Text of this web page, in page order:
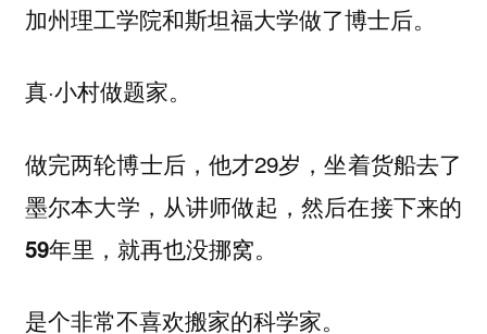
加州理工学院和斯坦福大学做了博士后。
真·小村做题家。
做完两轮博士后，他才29岁，坐着货船去了
墨尔本大学，从讲师做起，然后在接下来的
59年里，就再也没挪窝。
是个非常不喜欢搬家的科学家。